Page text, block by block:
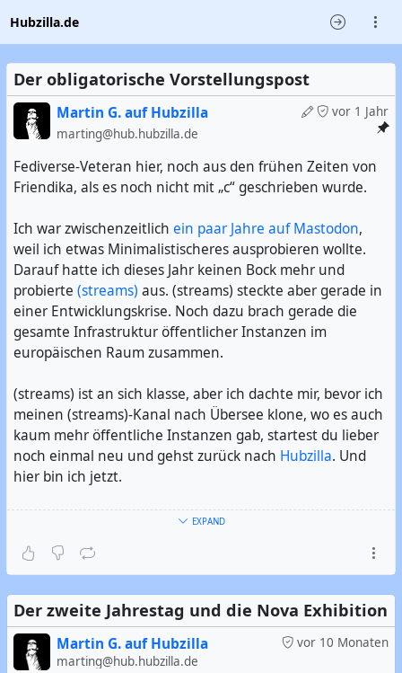
Hubzilla.de
Der obligatorische Vorstellungspost
vor 1 Jahr
Martin G. auf Hubzilla
marting@hub.hubzilla.de
Fediverse-Veteran hier, noch aus den frühen Zeiten von
Friendika, als es noch nicht mit „c“ geschrieben wurde.
Ich war zwischenzeitlich ein paar Jahre auf Mastodon,
weil ich etwas Minimalistischeres ausprobieren wollte.
Darauf hatte ich dieses Jahr keinen Bock mehr und
probierte (streams) aus. (streams) steckte aber gerade in
einer Entwicklungskrise. Noch dazu brach gerade die
gesamte Infrastruktur öffentlicher Instanzen im
europäischen Raum zusammen.
(streams) ist an sich klasse, aber ich dachte mir, bevor ich
meinen (streams)-Kanal nach Übersee klone, wo es auch
kaum mehr öffentliche Instanzen gab, startest du lieber
noch einmal neu und gehst zurück nach Hubzilla. Und
hier bin ich jetzt.
Ich bin Exilfehmaraner, der jetzt im Süden Hamburgs
Und ich mag es offensichtlicherweise, wenn es frei,
quelloffen, dezentral, aber trotzdem leistungsfähig ist. Im
übrigen bin ich seit 2006 überwiegender Linuxer.
# Vorstellung#Linux#GNU/Linux Freie Software #Open
Source #FOSS#FLOSS#Fehmarn
EXPAND
Der zweite Jahrestag und die Nova Exhibition
vor 10 Monaten
Martin G. auf Hubzilla
marting@hub.hubzilla.de